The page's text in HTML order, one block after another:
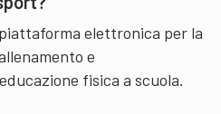
elettronica per la
e
fisica a scuola.